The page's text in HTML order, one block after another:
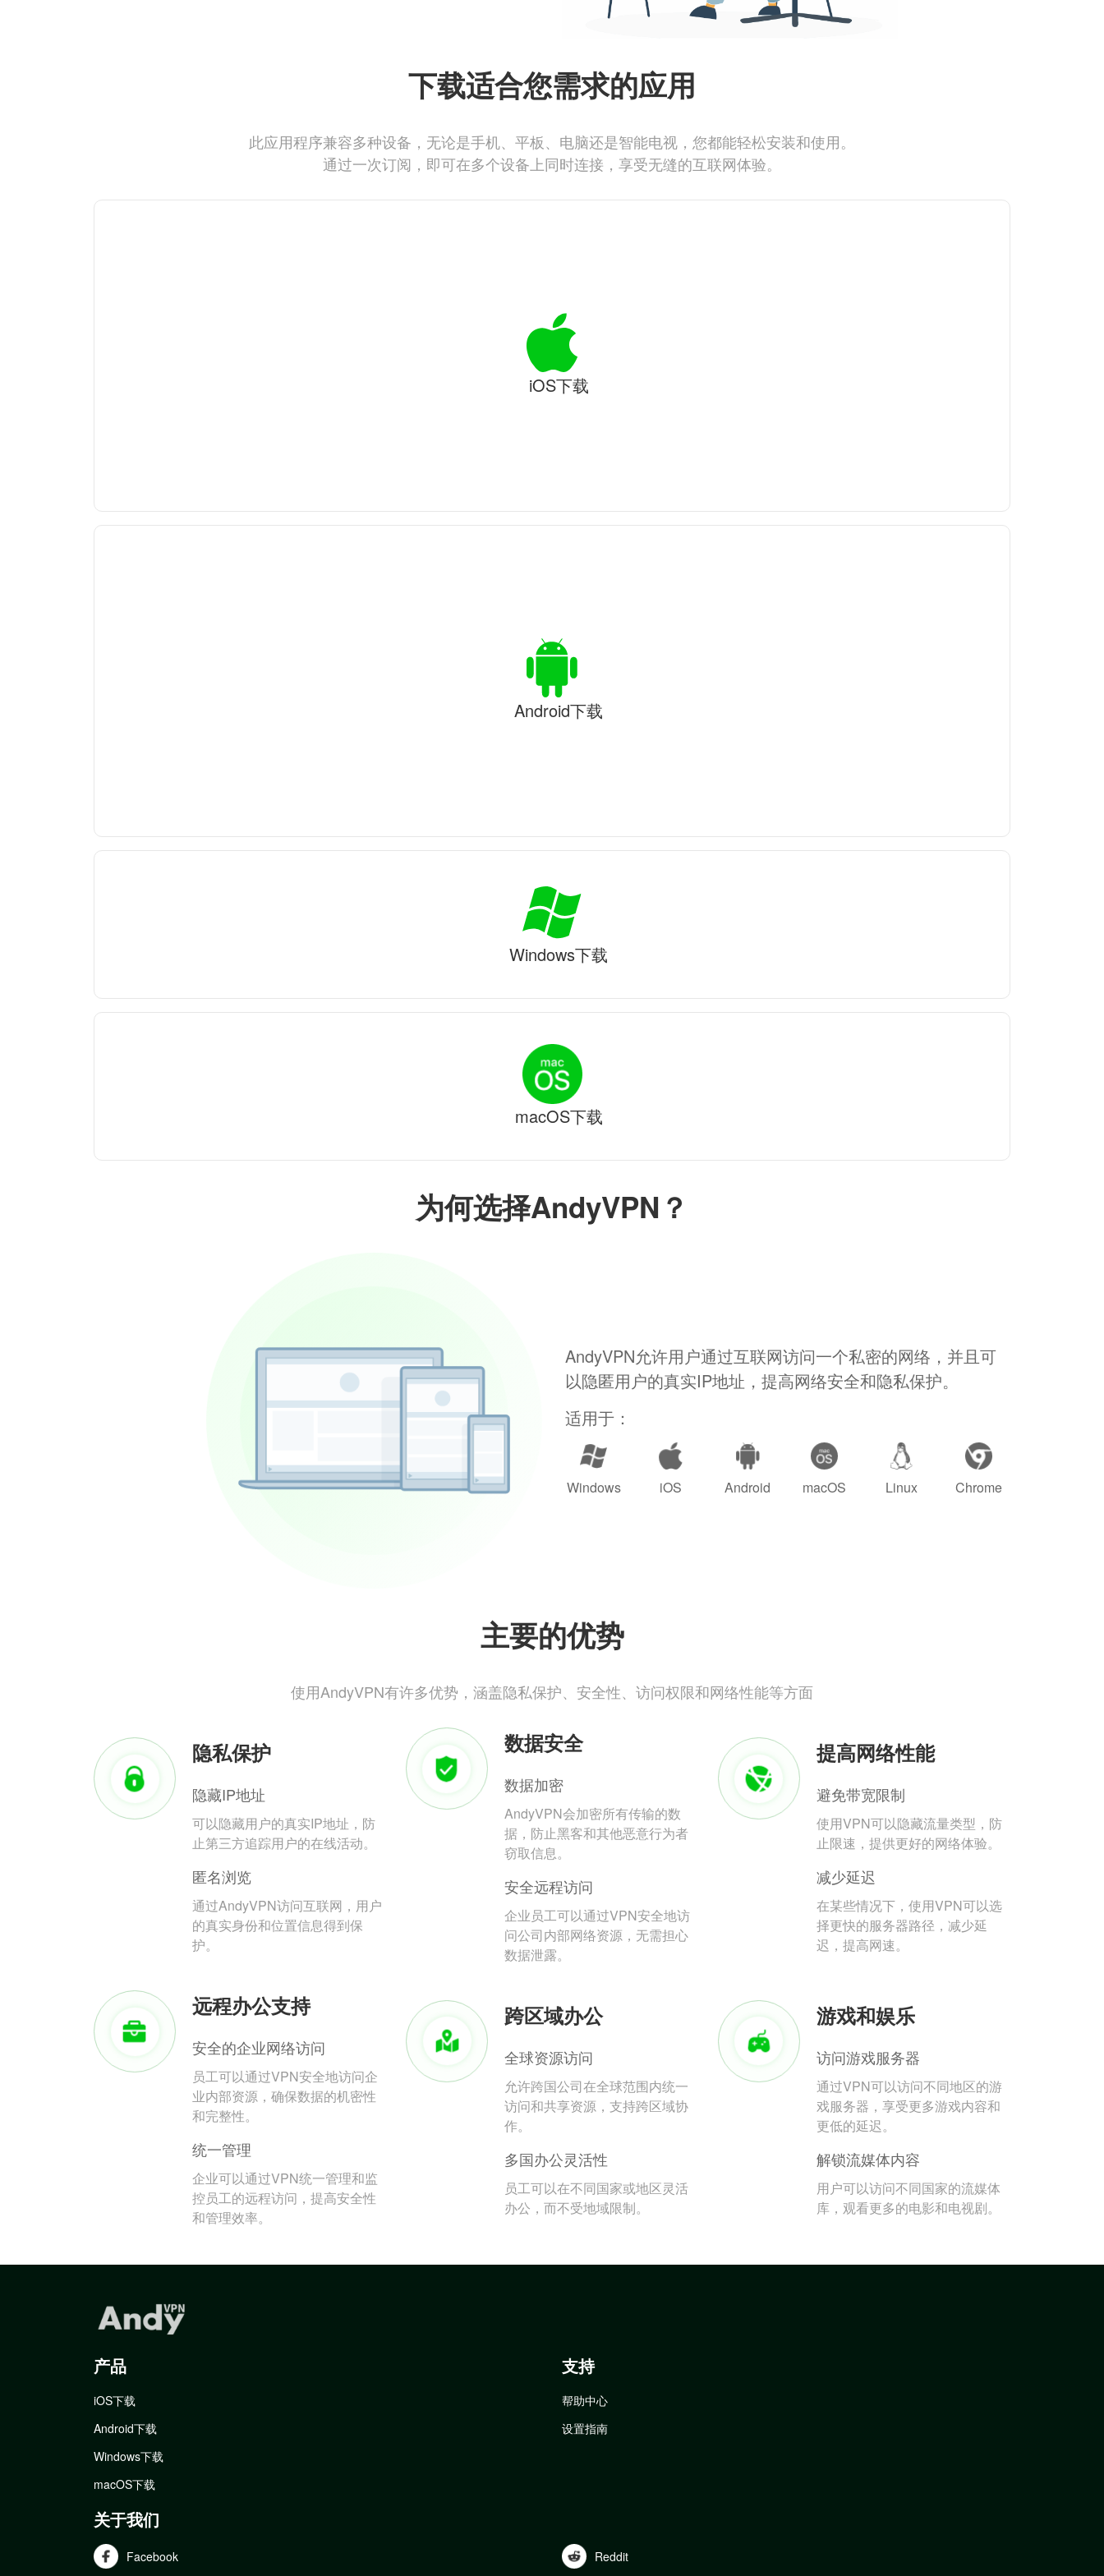
为何选择AndyVPN？
AndyVPN允许用户通过互联网访问一个私密的网络，并且可
以隐匿用户的真实IP地址，提高网络安全和隐私保护。
适用于：
Windows iOS Android macOS Linux Chrome
主要的优势
使用AndyVPN有许多优势，涵盖隐私保护、安全性、访问权限和网络性能等方面
隐私保护
隐藏IP地址
可以隐藏用户的真实IP地址，防
止第三方追踪用户的在线活动。
匿名浏览
通过AndyVPN访问互联网，用户
的真实身份和位置信息得到保
护。
数据安全
数据加密
AndyVPN会加密所有传输的数
据，防止黑客和其他恶意行为者
窃取信息。
安全远程访问
企业员工可以通过VPN安全地访
问公司内部网络资源，无需担心
数据泄露。
提高网络性能
避免带宽限制
使用VPN可以隐藏流量类型，防
止限速，提供更好的网络体验。
减少延迟
在某些情况下，使用VPN可以选
择更快的服务器路径，减少延
迟，提高网速。
远程办公支持
安全的企业网络访问
员工可以通过VPN安全地访问企
业内部资源，确保数据的机密性
和完整性。
统一管理
企业可以通过VPN统一管理和监
控员工的远程访问，提高安全性
和管理效率。
跨区域办公
全球资源访问
允许跨国公司在全球范围内统一
访问和共享资源，支持跨区域协
作。
多国办公灵活性
员工可以在不同国家或地区灵活
办公，而不受地域限制。
游戏和娱乐
访问游戏服务器
通过VPN可以访问不同地区的游
戏服务器，享受更多游戏内容和
更低的延迟。
解锁流媒体内容
用户可以访问不同国家的流媒体
库，观看更多的电影和电视剧。
下载适合您需求的应用
此应用程序兼容多种设备，无论是手机、平板、电脑还是智能电视，您都能轻松安装和使用。
通过一次订阅，即可在多个设备上同时连接，享受无缝的互联网体验。
iOS下载
Android下载
Windows下载
macOS下载
产品
iOS下载
Android下载
Windows下载
macOS下载
支持
帮助中心
设置指南
关于我们
Facebook Reddit